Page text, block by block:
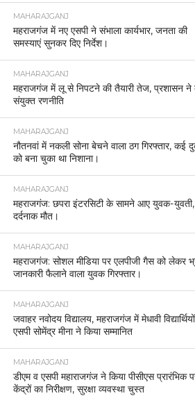
MAHARAJGANJ
घुघली में मुर्गी फार्म पर तेंदुए का हमला, कुत्ते को बनाया
कमरे में कैद
MAHARAJGANJ
महराजगंज: पुलिस की तत्परता से बची युवक की जान,
श्यामदेउरवा पुलिस की सराहना ।
MAHARAJGANJ
महराजगंज में जिलाधिकारी और पुलिस अधीक्षक ने किया
कारागार का आकस्मिक निरीक्षण।
MAHARAJGANJ
पनियरा में महिला का आपत्तिजनक वीडियो वायरल,
दर्ज किया मुकदमा
MAHARAJGANJ
महराजगंज: सम्पूर्ण समाधान दिवस में डीएम और एसपी
जनता की समस्याएं, त्वरित निस्तारण के निर्देश
MAHARAJGANJ
महराजगंज पुलिस ने जारी किया ट्रैफिक डायवर्जन
महोत्सव के दौरान भारी वाहनों की नो-एंट्री लागू।
MAHARAJGANJ
महराजगंज: आरक्षी आलोक सिंह की तत्परता से महिला
जान बची।